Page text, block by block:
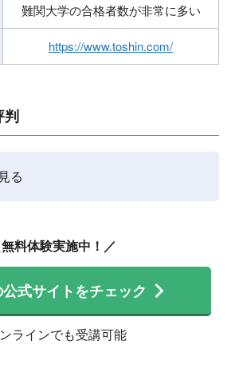
難関大学の合格者数が非常に多い
https://www.toshin.com/
判
る
料体験実施中！／
公式サイトをチェック
ラインでも受講可能